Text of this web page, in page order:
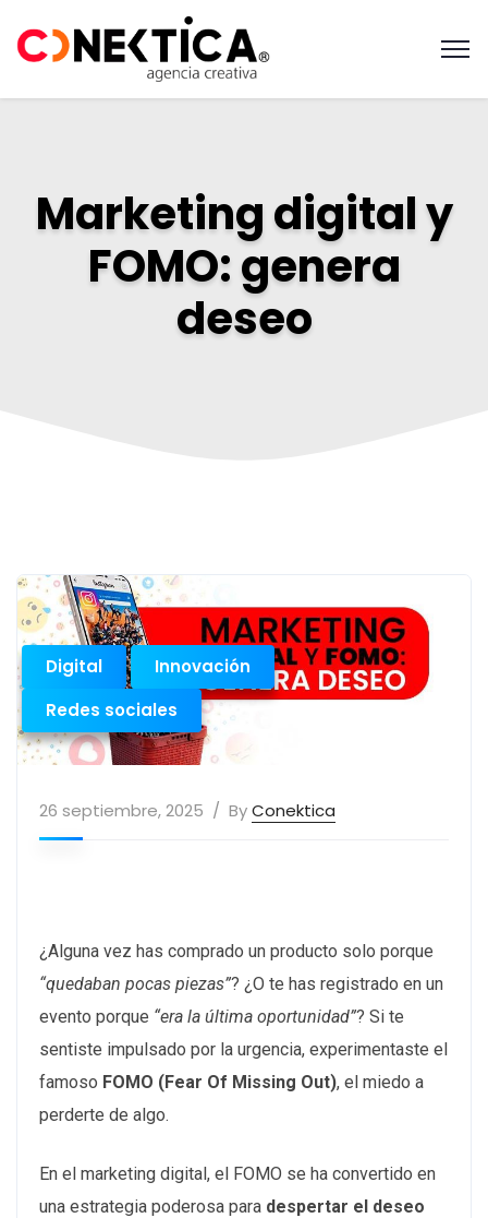
Marketing digital y
FOMO: genera
deseo
Digital
Innovación
Redes sociales
26 septiembre, 2025 ByConektica
¿Alguna vez has comprado un producto solo porque
“quedaban pocas piezas”? ¿O te has registrado en un
evento porque “era la última oportunidad”? Si te
sentiste impulsado por la urgencia, experimentaste el
famoso FOMO (Fear Of Missing Out), el miedo a
perderte de algo.
En el marketing digital, el FOMO se ha convertido en
una estrategia poderosa para despertar el deseo